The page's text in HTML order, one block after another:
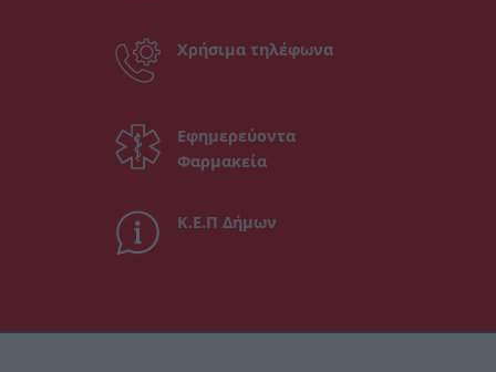
Χρήσιμα τηλέφωνα
Εφημερεύοντα
Φαρμακεία
Κ.Ε.Π Δήμων